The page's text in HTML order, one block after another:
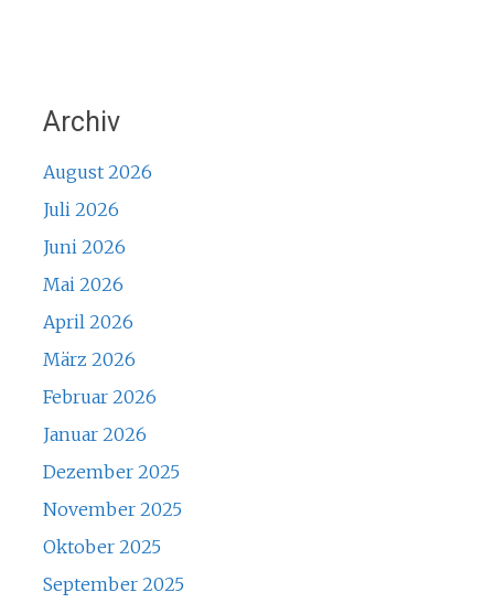
Archiv
August 2026
Juli 2026
Juni 2026
Mai 2026
April 2026
März 2026
Februar 2026
Januar 2026
Dezember 2025
November 2025
Oktober 2025
September 2025